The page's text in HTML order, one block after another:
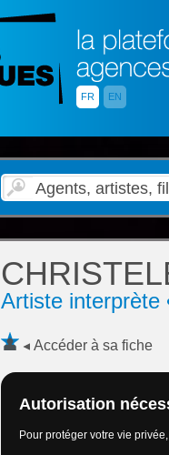
FR EN
Artiste interprète
Accéder à sa fiche
Autorisation
Pour protéger votre vie